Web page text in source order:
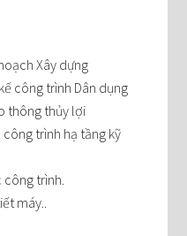
Xây dựng
công trình Dân dụng
thông thủy lợi
trình hạ tầng kỹ
trình.
máy..